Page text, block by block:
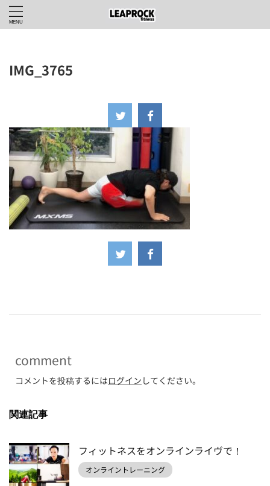
IMG_3765
comment
コメントを投稿するにはログイン してください。
関連記事
フィットネスをオンラインライヴで！
オンライントレーニング